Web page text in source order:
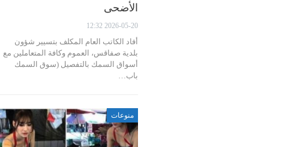
الأضحى
2026-05-20 12:32
أفاد الكاتب العام المكلف بتسيير شؤون
بلدية صفاقس، العموم وكافة المتعاملين مع
أسواق السمك بالتفصيل (سوق السمك
باب…
منوعات